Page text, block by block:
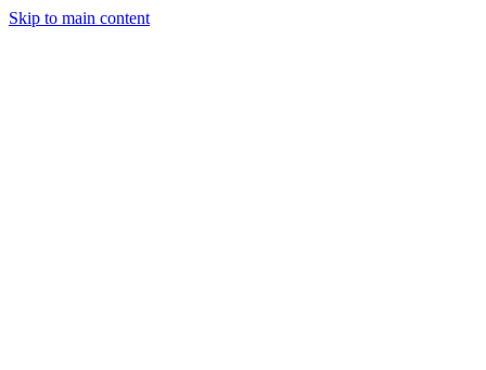
Skip to main content